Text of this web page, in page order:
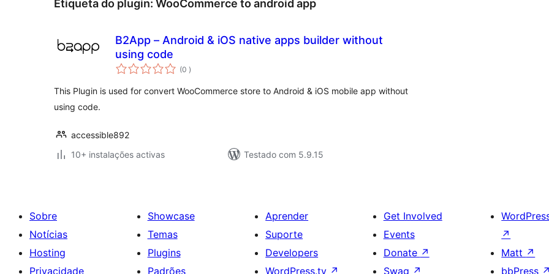
Etiqueta do plugin: WooCommerce to android app
B2App – Android & iOS native apps builder without
using code
(0 classificações
)
This Plugin is used for convert WooCommerce store to Android & iOS mobile app without
using code.
accessible892
10+ instalações activas
Testado com 5.9.15
Sobre
Notícias
Hosting
Privacidade
Showcase
Temas
Plugins
Padrões
Aprender
Suporte
Developers
WordPress.tv ↗
Get Involved
Events
Donate ↗
Swag ↗
↗
Matt ↗
bbPress ↗